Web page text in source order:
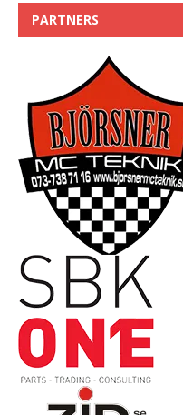
PARTNERS